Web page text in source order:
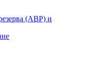
(АВР) и